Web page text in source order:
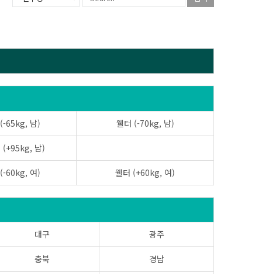
65kg, 남) 웰터 (-70kg, 남)
(+95kg, 남)
60kg, 여) 웰터 (+60kg, 여)
대구 광주
충북 경남